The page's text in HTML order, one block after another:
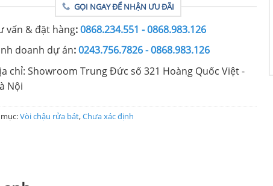
GỌI NGAY ĐỂ NHẬN ƯU ĐÃI
vấn & đặt hàng:0868.234.551 - 0868.983.126
doanh dự án:0243.756.7826 - 0868.983.126
chỉ: Showroom Trung Đức số 321 Hoàng Quốc Việt -
Nội
Vòi chậu rửa bát,Chưa xác định